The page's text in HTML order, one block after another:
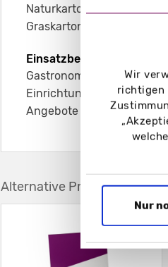
Wir
richtigen
Nur
Naturkarton schwarz 400
Graskarton 400 g/m²
Einsatzbereich:
Gastronomie, Hotellerie,
Einrichtungen, für Menüs,
Angebote oder Discounts
Alternative Produkte